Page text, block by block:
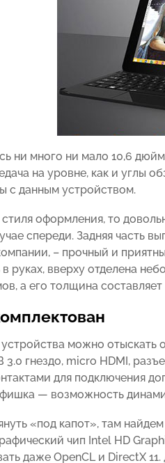
ни много ни мало 10,6
на уровне, как и углы
с данным устройством.
оформления, то
спереди. Задняя часть
– прочный и
в руках, вверху отделена
а его толщина
можно отыскать
3.0 гнездо, micro HDMI,
для подключения
— возможность
«под капот», там
чип Intel HD
даже OpenCL и DirectX